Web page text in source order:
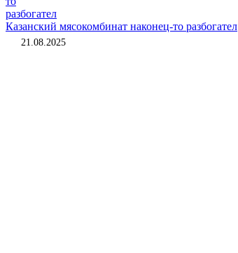
Казанский мясокомбинат наконец-то разбогател
21.08.2025